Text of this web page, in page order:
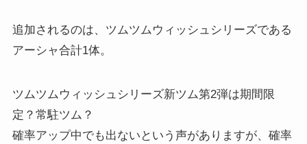
追加されるのは、ツムツムウィッシュシリーズである
アーシャ合計1体。
ツムツムウィッシュシリーズ新ツム第2弾は期間限
定？常駐ツム？
確率アップ中でも出ないという声がありますが、確率